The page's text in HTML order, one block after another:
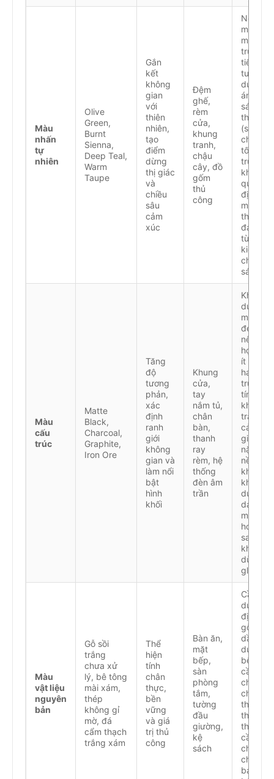
Màu
nhấn
tự
nhiên
Olive
Green,
Burnt
Sienna,
Deep Teal,
Warm
Taupe
Gắn
kết
không
gian
với
thiên
nhiên,
tạo
điểm
dừng
thị giác
và
chiều
sâu
cảm
xúc
Đệm
ghế,
rèm
cửa,
khung
tranh,
chậu
cây, đồ
gốm
thủ
công
Nên thử
mẫu
màu
trực
tiếp trên
tường
dưới
ánh
sáng
thực tế
(sáng –
chiều –
tối)
trước
khi
quyết
định, vì
màu sắc
thay đổi
đáng kể
tùy điều
kiện
chiếu
sáng
Màu
cấu
trúc
Matte
Black,
Charcoal,
Graphite,
Iron Ore
Tăng
độ
tương
phản,
xác
định
ranh
giới
không
gian và
làm nổi
bật
hình
khối
Khung
cửa,
tay
nắm tủ,
chân
bàn,
thanh
ray
rèm, hệ
thống
đèn âm
trần
Khi sử
dụng
màu
đen,
nên kết
hợp với
ít nhất
hai tông
trung
tính
khác để
tránh
cảm
giác
nặng
nề;
khuyến
khích sử
dụng
dạng
matte
hoặc
satin,
không
dùng
glossy
Màu
vật liệu
nguyên
bản
Gỗ sồi
trắng
chưa xử
lý, bê tông
mài xám,
thép
không gỉ
mờ, đá
cẩm thạch
trắng xám
Thể
hiện
tính
chân
thực,
bền
vững
và giá
trị thủ
công
Bàn ăn,
mặt
bếp,
sàn
phòng
tắm,
tường
đầu
giường,
kệ
sách
Cần bảo
dưỡng
định kỳ:
gỗ cần
dầu
dưỡng,
bê tông
cần
chất
chống
thấm
thẩm
thấu, đá
cần
chất
chống
bám